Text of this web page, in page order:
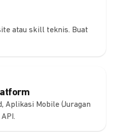
atau skill teknis. Buat
Aplikasi Mobile (Juragan